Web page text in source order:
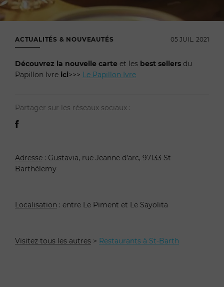
ACTUALITÉS & NOUVEAUTÉS 05 JUIL. 2021
Découvrez la nouvelle carte et les best sellers du
Papillon Ivre ici>>> Le Papillon Ivre
Partager sur les réseaux sociaux :
Adresse : Gustavia, rue Jeanne d’arc, 97133 St
Barthélemy
Localisation : entre Le Piment et Le Sayolita
Visitez tous les autres > Restaurants à St-Barth